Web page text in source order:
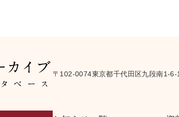
〒102-0074東京都千代田区九段南1-6-